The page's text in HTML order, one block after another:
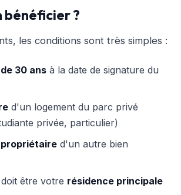
bénéficier ?
les conditions sont très simples :
30 ans à la date de signature du
d'un logement du parc privé
privée, particulier)
d'un autre bien
être votre résidence principale